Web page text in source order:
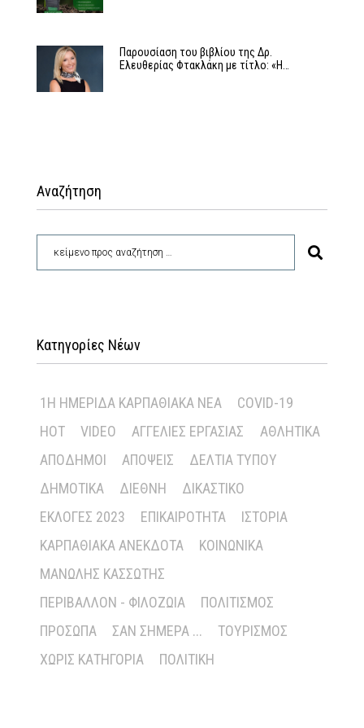
Παρουσίαση του βιβλίου της Δρ.
Ελευθερίας Φτακλάκη με τίτλο: «Η…
Αναζήτηση
Κατηγορίες Νέων
1Η ΗΜΕΡΊΔΑ ΚΑΡΠΑΘΙΑΚΆ ΝΈΑ
COVID-19
HOT
VIDEO ΑΓΓΕΛΊΕΣ ΕΡΓΑΣΊΑΣ
ΑΘΛΗΤΙΚΆ
ΑΠΌΔΗΜΟΙ
ΑΠΌΨΕΙΣ
ΔΕΛΤΊΑ ΤΎΠΟΥ
ΔΗΜΟΤΙΚΆ
ΔΙΕΘΝΉ
ΔΙΚΑΣΤΙΚΌ
ΕΚΛΟΓΈΣ 2023
ΕΠΙΚΑΙΡΌΤΗΤΑ
ΙΣΤΟΡΊΑ
ΚΑΡΠΑΘΙΑΚΆ ΑΝΈΚΔΟΤΑ
ΚΟΙΝΩΝΙΚΆ
ΜΑΝΏΛΗΣ ΚΑΣΣΏΤΗΣ
ΠΕΡΙΒΆΛΛΟΝ - ΦΙΛΟΖΩΊΑ
ΠΟΛΙΤΙΣΜΌΣ
ΠΡΌΣΩΠΑ
ΣΑΝ ΣΉΜΕΡΑ ...
ΤΟΥΡΙΣΜΌΣ
ΧΩΡΊΣ ΚΑΤΗΓΟΡΊΑ
ΠΟΛΙΤΙΚΉ